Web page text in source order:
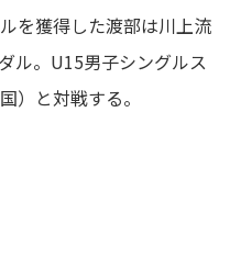
を獲得した渡部は川上流
ル。U15男子シングルス
）と対戦する。